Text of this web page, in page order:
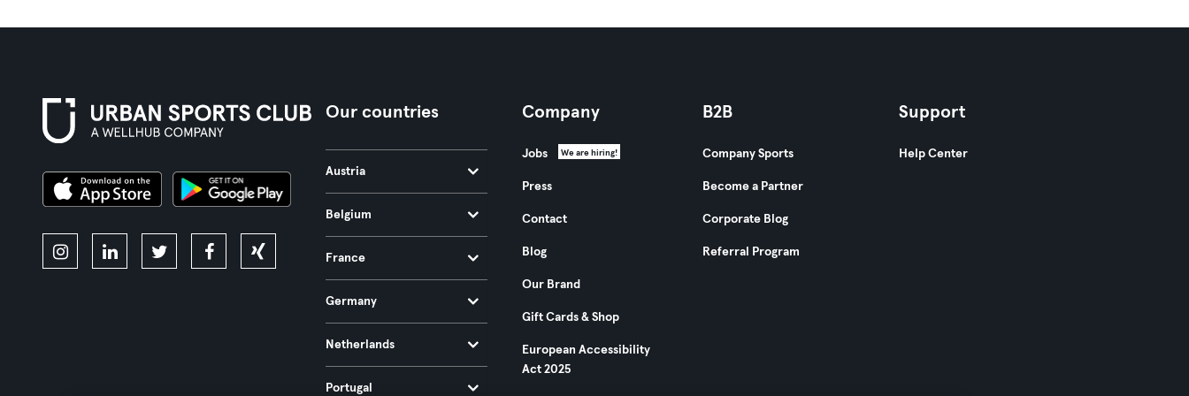
Our countries
Austria
Belgium
France
Germany
Netherlands
Portugal
Company
Jobs We are hiring!
Press
Contact
Blog
Our Brand
Gift Cards & Shop
European Accessibility
Act 2025
B2B
Company Sports
Become a Partner
Corporate Blog
Referral Program
Support
Help Center